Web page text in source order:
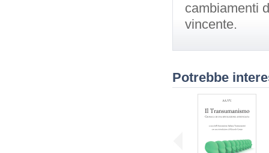
cambiamenti
vincente.
Potrebbe